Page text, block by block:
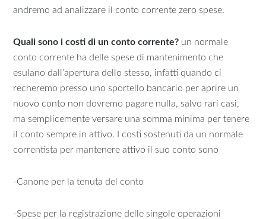
andremo ad analizzare il conto corrente zero spese.
Quali sono i costi di un conto corrente? un normale
conto corrente ha delle spese di mantenimento che
esulano dall’apertura dello stesso, infatti quando ci
recheremo presso uno sportello bancario per aprire un
nuovo conto non dovremo pagare nulla, salvo rari casi,
ma semplicemente versare una somma minima per tenere
il conto sempre in attivo. I costi sostenuti da un normale
correntista per mantenere attivo il suo conto sono
-Canone per la tenuta del conto
-Spese per la registrazione delle singole operazioni